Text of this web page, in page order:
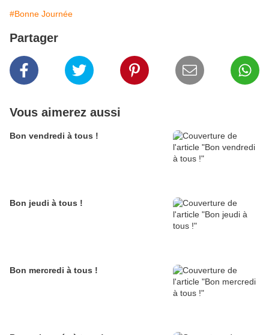
#Bonne Journée
Partager
Vous aimerez aussi
Bon vendredi à tous !
Bon jeudi à tous !
Bon mercredi à tous !